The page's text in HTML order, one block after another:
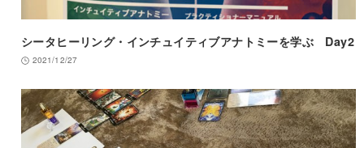
シータヒーリング・インチュイティブアナトミーを学ぶ Day2
2021/12/27